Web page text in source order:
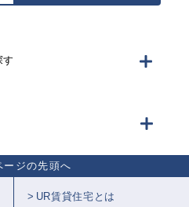
す
ージの先頭へ
UR賃貸住宅とは